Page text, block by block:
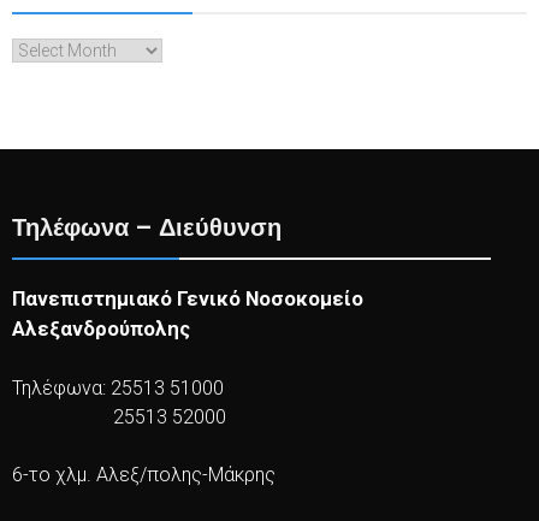
Archives
Τηλέφωνα – Διεύθυνση
Πανεπιστημιακό Γενικό Νοσοκομείο
Αλεξανδρούπολης
Τηλέφωνα: 25513 51000
25513 52000
6-το χλμ. Αλεξ/πολης-Μάκρης